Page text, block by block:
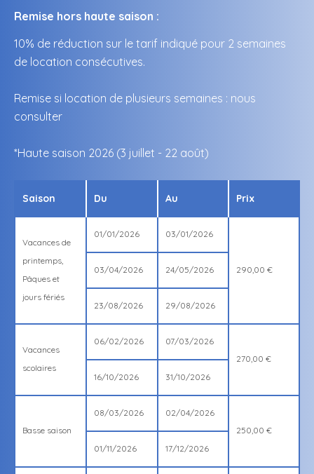
Remise hors haute saison :
10% de réduction sur le tarif indiqué pour 2 semaines
de location consécutives.
Remise si location de plusieurs semaines : nous
consulter
*Haute saison 2026 (3 juillet - 22 août)
Saison Du Au Prix
Vacances de
printemps,
Pâques et
jours fériés
01/01/2026 03/01/2026
290,00 €
03/04/2026 24/05/2026
23/08/2026 29/08/2026
Vacances
scolaires
06/02/2026
07/03/2026
270,00 €
16/10/2026
31/10/2026
Basse saison
08/03/2026
02/04/2026
250,00 €
01/11/2026
17/12/2026